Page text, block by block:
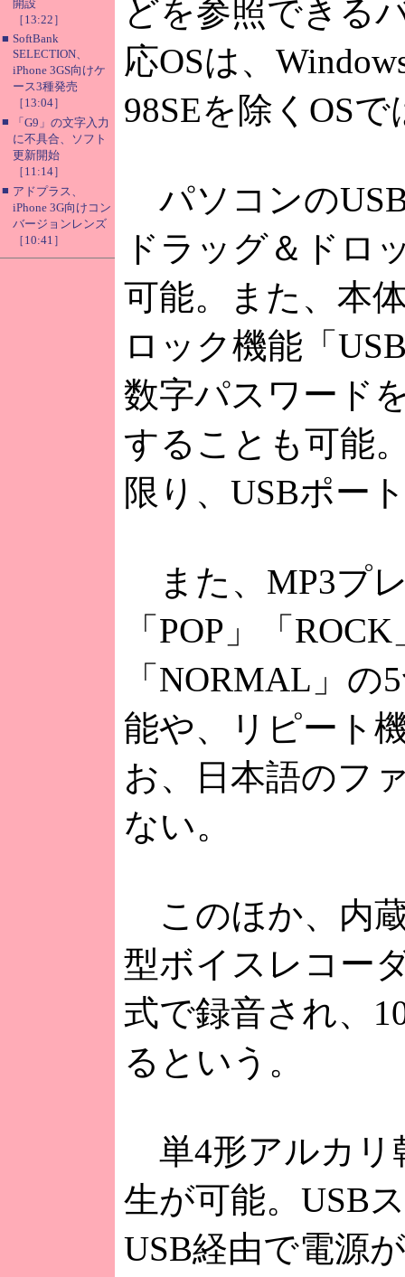
開設
［13:22］
■ SoftBank
SELECTION、
iPhone 3GS向けケ
ース3種発売
［13:04］
■
「G9」の文字入力
に不具合、ソフト
更新開始
［11:14］
■ アドプラス、
iPhone 3G向けコン
バージョンレンズ
［10:41］
どを参照できる
応OSは、
98SEを除くOS
パソコンの
ドラッグ＆ドロ
可能。また、本
ロック機能「
数字パスワード
することも可能
限り、USBポー
また、MP3プ
「POP」「
「NORMAL」
能や、リピート
お、日本語のフ
ない。
このほか、内
型ボイスレコー
式で録音され、
るという。
単4形アルカリ
生が可能。USB
USB経由で電源